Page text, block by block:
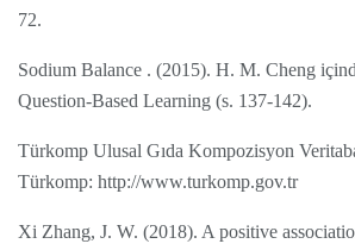
72.
Sodium Balance . (2015). H. M. Cheng
Question-Based Learning (s. 137-142).
Türkomp Ulusal Gıda Kompozisyon
Türkomp: http://www.turkomp.gov.tr
Xi Zhang, J. W. (2018). A positive